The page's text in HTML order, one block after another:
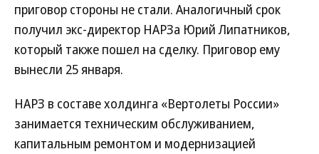
приговор стороны не стали. Аналогичный срок
получил экс-директор НАРЗа Юрий Липатников,
который также пошел на сделку. Приговор ему
вынесли 25 января.
НАРЗ в составе холдинга «Вертолеты России»
занимается техническим обслуживанием,
капитальным ремонтом и модернизацией